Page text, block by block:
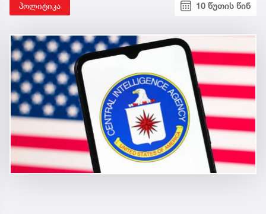
პოლიტიკა 10 წუთის წინ